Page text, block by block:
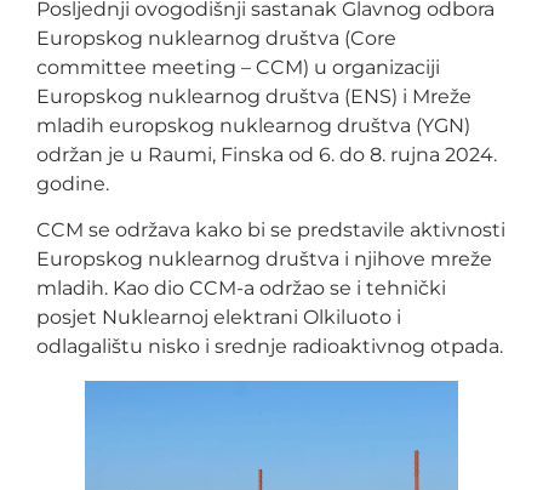
Posljednji ovogodišnji sastanak Glavnog odbora
Europskog nuklearnog društva (Core
committee meeting – CCM) u organizaciji
Europskog nuklearnog društva (ENS) i Mreže
mladih europskog nuklearnog društva (YGN)
održan je u Raumi, Finska od 6. do 8. rujna 2024.
godine.
CCM se održava kako bi se predstavile aktivnosti
Europskog nuklearnog društva i njihove mreže
mladih. Kao dio CCM-a održao se i tehnički
posjet Nuklearnoj elektrani Olkiluoto i
odlagalištu nisko i srednje radioaktivnog otpada.